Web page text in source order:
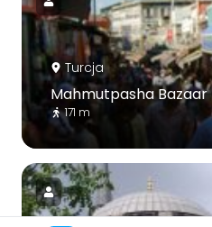
Turcja
Mahmutpasha Bazaar
171 m